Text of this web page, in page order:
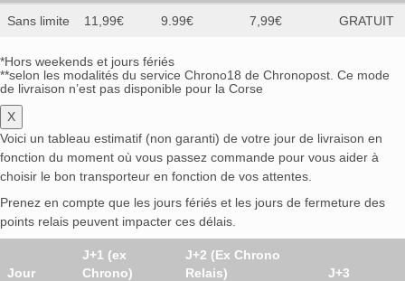
Sans limite 11,99€ 9.99€ 7,99€ GRATUIT
*Hors weekends et jours fériés
**selon les modalités du service Chrono18 de Chronopost. Ce mode
de livraison n’est pas disponible pour la Corse
X
Voici un tableau estimatif (non garanti) de votre jour de livraison en
fonction du moment où vous passez commande pour vous aider à
choisir le bon transporteur en fonction de vos attentes.
Prenez en compte que les jours fériés et les jours de fermeture des
points relais peuvent impacter ces délais.
Jour
J+1 (ex
Chrono)
J+2 (Ex Chrono
Relais)
J+3